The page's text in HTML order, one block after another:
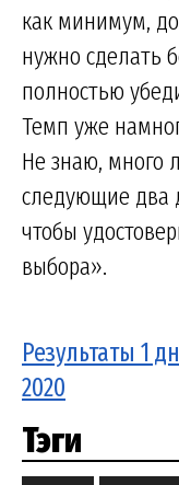
как минимум,
нужно сделать
полностью
Темп уже
Не знаю, много
следующие два
чтобы
выбора».
Результаты 1
2020
Тэги